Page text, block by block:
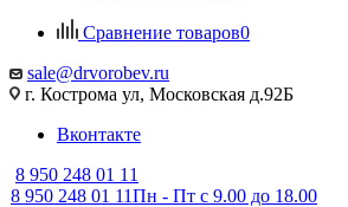
Сравнение товаров0
sale@drvorobev.ru
г. Кострома ул, Московская д.92Б
Вконтакте
8 950 248 01 11
8 950 248 01 11Пн - Пт с 9.00 до 18.00